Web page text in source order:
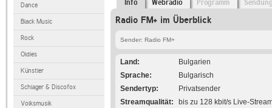
Dance
Black Music
Rock
Oldies
Künstler
Schlager & Discofox
Volksmusik
Info Webradio Programm
Radio FM+ im Überblick
Sender: Radio FM+
Land
Bulgarien
Sprache
Bulgarisch
Sendertyp
Privatsender
Streamqualität
bis zu 128 kbit/s Live-